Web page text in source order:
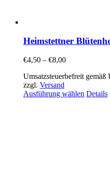
Heimstettner
€4,50 – €8,00
Umsatzsteuerbefreit gemäß
zzgl. Versand
Ausführung wählen Details